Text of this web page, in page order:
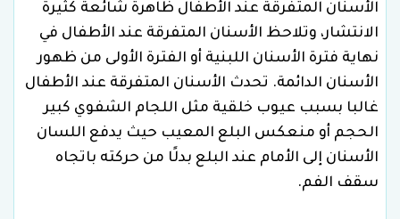
الأسنان المتفرقة عند الأطفال ظاهرة شائعة كثيرة
الانتشار، وتلاحظ الأسنان المتفرقة عند الأطفال في
نهاية فترة الأسنان اللبنية أو الفترة الأولى من ظهور
الأسنان الدائمة. تحدث الأسنان المتفرقة عند الأطفال
غالبا بسبب عيوب خلقية مثل اللجام الشفوي كبير
الحجم أو منعكس البلع المعيب حيث يدفع اللسان
الأسنان إلى الأمام عند البلع بدلًا من حركته باتجاه
سقف الفم.